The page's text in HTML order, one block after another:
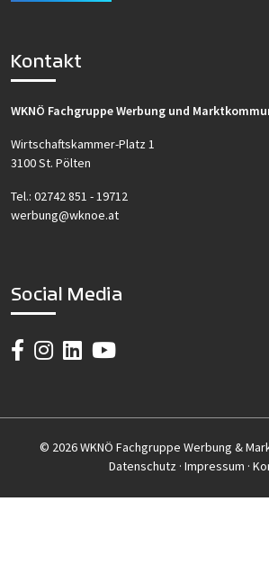
Kontakt
WKNÖ Fachgruppe Werbung und
Wirtschaftskammer-Platz 1
3100 St. Pölten
Tel.: 02742 851 - 19712
werbung@wknoe.at
Social Media
© 2026 WKNÖ Fachgruppe Werbung &
Datenschutz· Impressum ·